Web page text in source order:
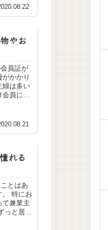
やお
員証が
かかり
婦は多い
員には
れる
とはあ
。 特にお
て兼業主
っと居ら